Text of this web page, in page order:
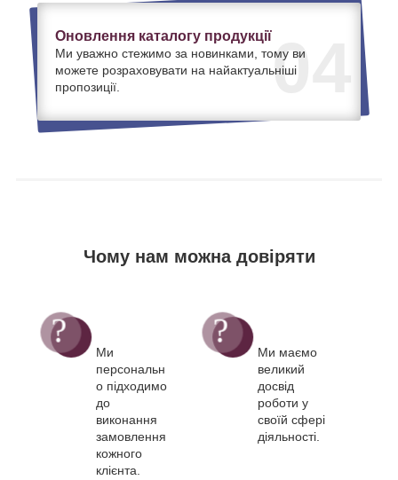
04
Оновлення каталогу продукції
Ми уважно стежимо за новинками, тому ви
можете розраховувати на найактуальніші
пропозиції.
Чому нам можна довіряти
Ми
персональн
о підходимо
до
виконання
замовлення
кожного
клієнта.
Ми маємо
великий
досвід
роботи у
своїй сфері
діяльності.